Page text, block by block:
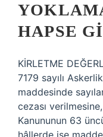
HAPSE
KİRLETME
7179 sayılı
maddesinde
cezası
Kanununun 63
hâllerde ise